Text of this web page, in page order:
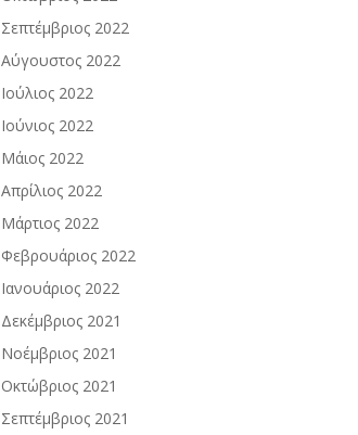
Σεπτέμβριος 2022
Αύγουστος 2022
Ιούλιος 2022
Ιούνιος 2022
Μάιος 2022
Απρίλιος 2022
Μάρτιος 2022
Φεβρουάριος 2022
Ιανουάριος 2022
Δεκέμβριος 2021
Νοέμβριος 2021
Οκτώβριος 2021
Σεπτέμβριος 2021